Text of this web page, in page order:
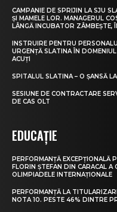
CAMPANIE DE SPRIJIN LA SJU
ȘI MAMELE LOR. MANAGERUL
LÂNGĂ INCUBATOR ZÂMBEȘTE,
INSTRUIRE PENTRU
URGENȚĂ SLATINA ÎN
ACUȚI
SPITALUL SLATINA – O ȘANSĂ
SESIUNE DE CONTRACTARE
DE CAS OLT
EDUCAȚIE
PERFORMANȚĂ EXCEPȚIONALĂ
FLORIN ȘTEFAN DIN CARACAL A
OLIMPIADELE INTERNAȚIONALE
PERFORMANȚĂ LA
NOTA 10. PESTE 46% DINTRE